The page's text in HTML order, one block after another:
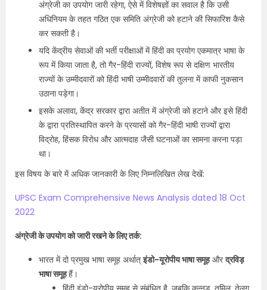
अंग्रेजी का उपयोग जारी रहेगा, ऐसे में विशेषज्ञों का सवाल है कि उसी
अधिनियम के तहत गठित एक समिति अंग्रेजी को हटाने की सिफारिश कैसे
कर सकती है।
यदि केंद्रीय सेवाओं की भर्ती परीक्षाओं में हिंदी का प्रयोग एकमात्र भाषा के
रूप में किया जाता है, तो गैर-हिंदी राज्यों, विशेष रूप से दक्षिण भारतीय
राज्यों के उम्मीदवारों को हिंदी भाषी उम्मीदवारों की तुलना में काफी नुकसान
उठाना पड़ेगा।
इसके अलावा, केंद्र सरकार द्वारा अतीत में अंग्रेजी को हटाने और इसे हिंदी
के द्वारा प्रतिस्थापित करने के प्रयासों को गैर-हिंदी भाषी राज्यों द्वारा
विद्रोह, हिंसक विरोध और आत्मदाह जैसी घटनाओं का सामना करना पड़ा
था।
इस विषय के बारे में अधिक जानकारी के लिए निम्नलिखित लेख देखें:
UPSC Exam Comprehensive News Analysis dated 18 Oct
2022
अंग्रेजी के उपयोग को जारी रखने के लिए तर्क:
भारत में दो प्रमुख भाषा समूह अर्थात्इंडो-यूरोपीय भाषा समूहऔरद्रविड़
भाषा समूहहैं।